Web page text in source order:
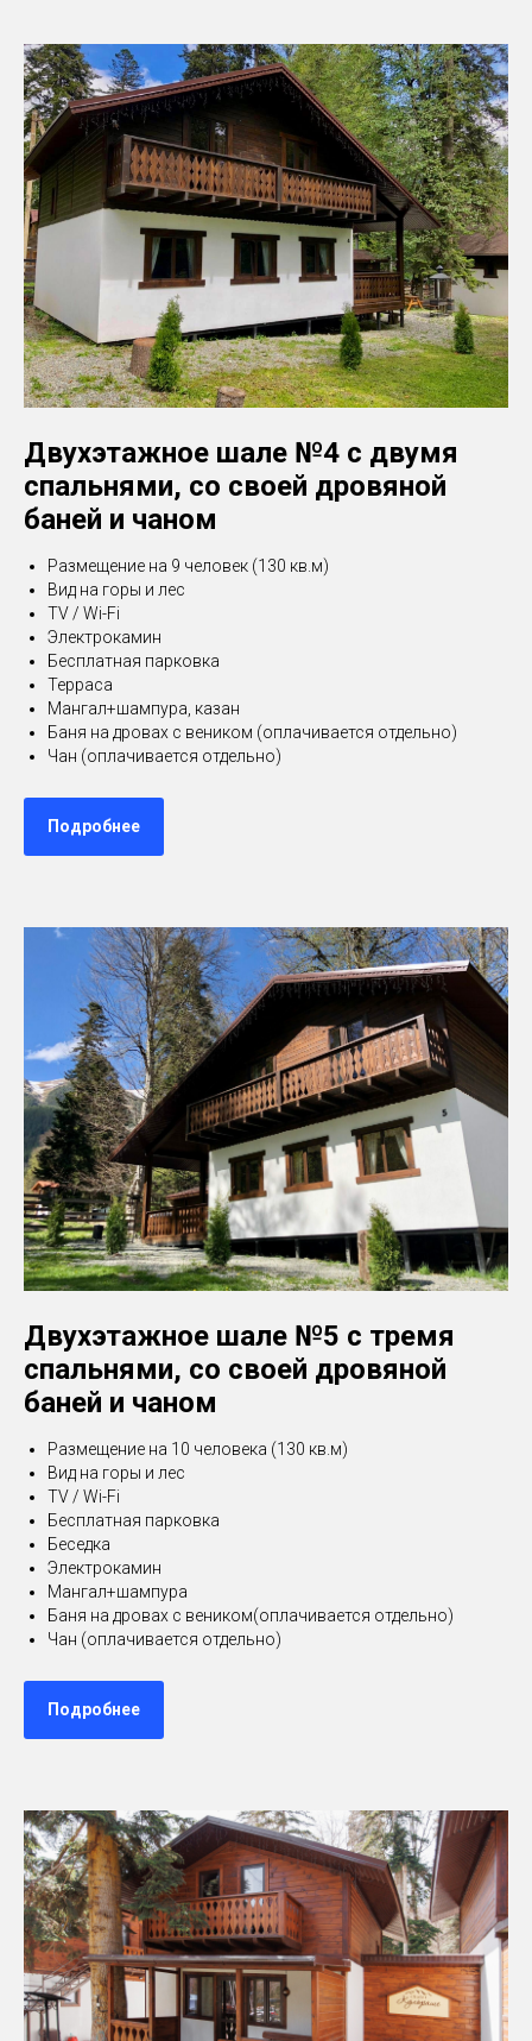
Двухэтажное шале №4 с двумя
спальнями, со своей дровяной
баней и чаном
Размещение на 9 человек (130 кв.м)
Вид на горы и лес
TV / Wi-Fi
Электрокамин
Бесплатная парковка
Терраса
Мангал+шампура, казан
Баня на дровах с веником (оплачивается отдельно)
Чан (оплачивается отдельно)
Подробнее
Двухэтажное шале №5 с тремя
спальнями, со своей дровяной
баней и чаном
Размещение на 10 человека (130 кв.м)
Вид на горы и лес
TV / Wi-Fi
Бесплатная парковка
Беседка
Электрокамин
Мангал+шампура
Баня на дровах с веником(оплачивается отдельно)
Чан (оплачивается отдельно)
Подробнее